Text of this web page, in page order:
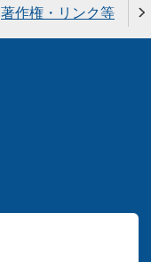
著作権・リンク等